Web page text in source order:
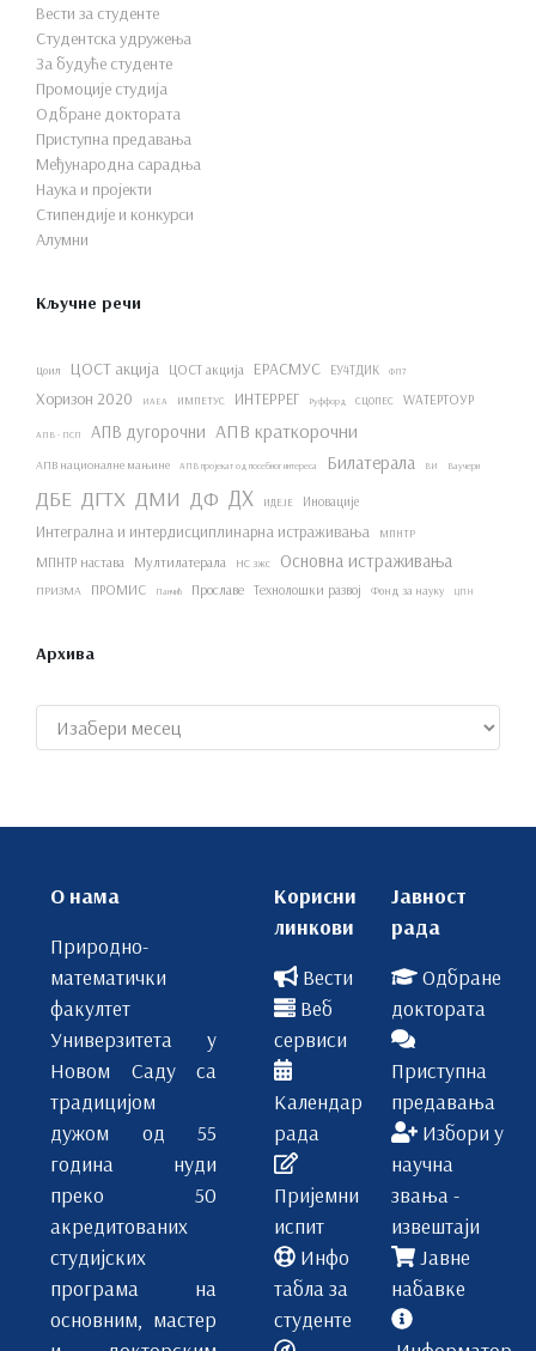
Вести за студенте
Студентска удружења
За будуће студенте
Промоције студија
Одбране доктората
Приступна предавања
Међународна сарадња
Наука и пројекти
Стипендије и конкурси
Алумни
Кључне речи
Цоил ЦОСТ акција ЦОСТ акција ЕРАСМУС ЕУ4ТДИК ФП7
Хоризон 2020 ИАЕА ИМПЕТУС ИНТЕРРЕГ Руффорд СЦОПЕС WАТЕРТОУР
АПВ - ПСП АПВ дугорочни АПВ краткорочни
АПВ националне мањине АПВ пројекат од посебног интереса Билатерала ВИ Ваучери
ДБЕ ДГТХ ДМИ ДФ ДХ ИДЕЈЕ Иновације
Интегрална и интердисциплинарна истраживања МПНТР
МПНТР настава Мултилатерала НС зжс Основна истраживања
ПРИЗМА ПРОМИС Панчић Прославе Технолошки развој Фонд за науку ЦПН
Архива
О нама
Природно-
математички
факултет
Универзитета у
Новом Саду са
традицијом
дужом од 55
година нуди
преко 50
акредитованих
студијских
програма на
основним, мастер
Корисни
линкови
Вести
Веб
сервиси
Календар
рада
Пријемни
испит
Инфо
табла за
студенте
Јавност
рада
Одбране
доктората
Приступна
предавања
Избори у
научна
звања -
извештаји
Јавне
набавке